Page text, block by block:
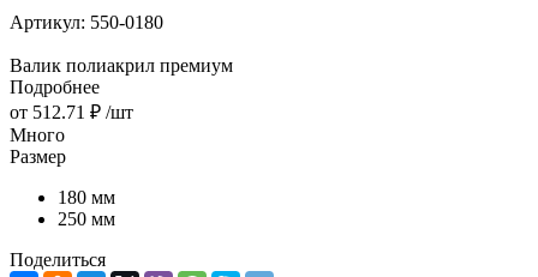
Артикул: 550-0180
Валик полиакрил премиум
Подробнее
от 512.71 ₽ /шт
Много
Размер
180 мм
250 мм
Поделиться